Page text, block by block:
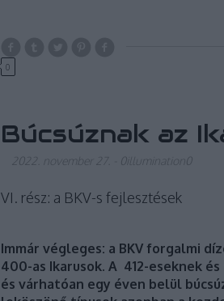
0
Búcsúznak az
2022. november 27. 0illumination0
VI. rész: a BKV-s fejlesztések
Immár végleges: a BKV forgalmi
400-as Ikarusok. A 412-eseknek
és várhatóan egy éven belül